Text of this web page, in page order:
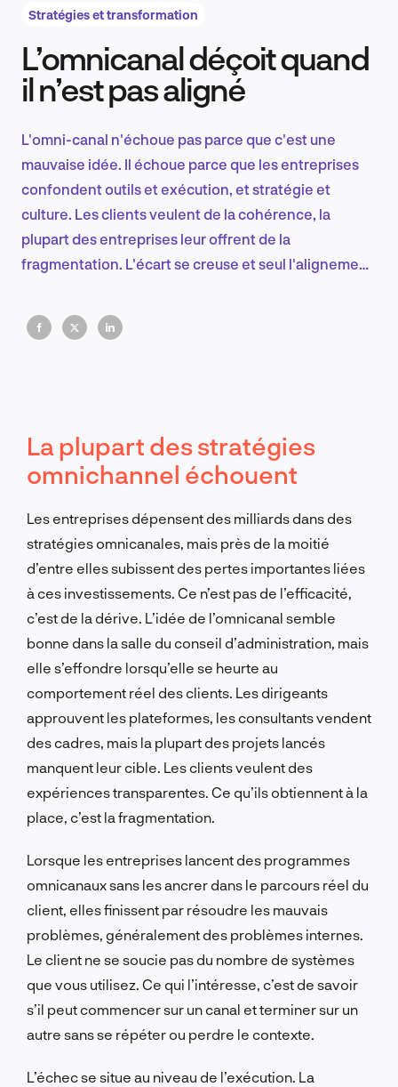
Recherche et conception produit
Tendances sectorielles
EN
Stratégies et transformation
L’omnicanal déçoit quand
il n’est pas aligné
L'omni-canal n'échoue pas parce que c'est une
mauvaise idée. Il échoue parce que les entreprises
confondent outils et exécution, et stratégie et
culture. Les clients veulent de la cohérence, la
plupart des entreprises leur offrent de la
fragmentation. L'écart se creuse et seul l'alignement
La plupart des stratégies
omnichannel échouent
Les entreprises dépensent des milliards dans des
stratégies omnicanales, mais près de la moitié
d’entre elles subissent des pertes importantes liées
à ces investissements. Ce n’est pas de l’efficacité,
c’est de la dérive. L’idée de l’omnicanal semble
bonne dans la salle du conseil d’administration, mais
elle s’effondre lorsqu’elle se heurte au
comportement réel des clients. Les dirigeants
approuvent les plateformes, les consultants vendent
des cadres, mais la plupart des projets lancés
manquent leur cible. Les clients veulent des
expériences transparentes. Ce qu’ils obtiennent à la
place, c’est la fragmentation.
Lorsque les entreprises lancent des programmes
omnicanaux sans les ancrer dans le parcours réel du
client, elles finissent par résoudre les mauvais
problèmes, généralement des problèmes internes.
Le client ne se soucie pas du nombre de systèmes
que vous utilisez. Ce qui l’intéresse, c’est de savoir
s’il peut commencer sur un canal et terminer sur un
autre sans se répéter ou perdre le contexte.
L’échec se situe au niveau de l’exécution. La